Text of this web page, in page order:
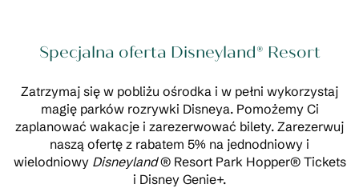
Specjalna oferta Disneyland® Resort
Zatrzymaj się w pobliżu ośrodka i w pełni wykorzystaj
magię parków rozrywki Disneya. Pomożemy Ci
zaplanować wakacje i zarezerwować bilety. Zarezerwuj
naszą ofertę z rabatem 5% na jednodniowy i
wielodniowy Disneyland® Resort Park Hopper® Tickets
i Disney Genie+.